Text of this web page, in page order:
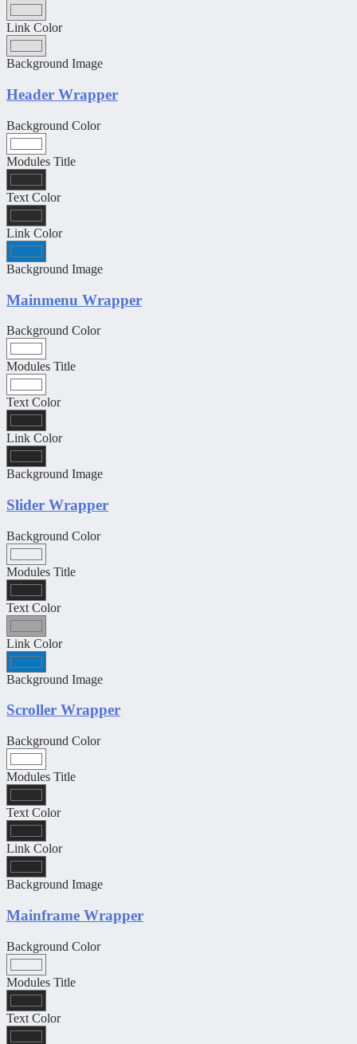
Link Color
Background Image
Header Wrapper
Background Color
Modules Title
Text Color
Link Color
Background Image
Mainmenu Wrapper
Background Color
Modules Title
Text Color
Link Color
Background Image
Slider Wrapper
Background Color
Modules Title
Text Color
Link Color
Background Image
Scroller Wrapper
Background Color
Modules Title
Text Color
Link Color
Background Image
Mainframe Wrapper
Background Color
Modules Title
Text Color